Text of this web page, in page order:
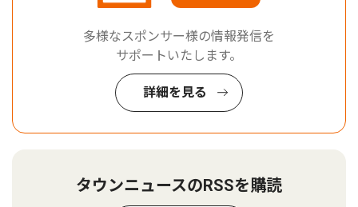
多様なスポンサー様の情報発信を
サポートいたします。
詳細を見る
タウンニュースのRSSを購読